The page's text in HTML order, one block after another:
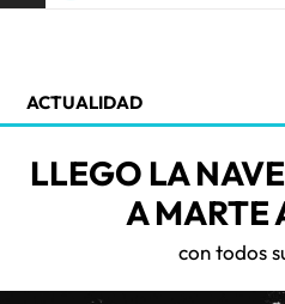
ACTUALIDAD
LLEGO LA
A MARTE
con todos